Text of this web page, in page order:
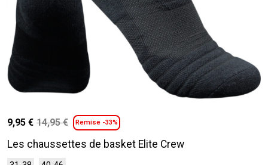
14,95€
Le
prix
9,95 €
Le
prix
Remise -33%
Les chaussettes de basket Elite Crew
Ce